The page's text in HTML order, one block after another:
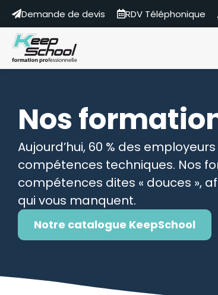
Demande de devis RDV Téléphonique
Nos
Aujourd’hui, 60 % des
compétences techniques. Nos
compétences dites « douces »,
qui vous manquent.
Notre catalogue KeepSchool